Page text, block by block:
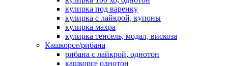
кулирка под варенку
кулирка с лайкрой, купоны
кулирка махра
кулирка тенсель, модал, вискоза
Кашкорсе/рибана
рибана с лайкрой, однотон
кашкорсе однотон